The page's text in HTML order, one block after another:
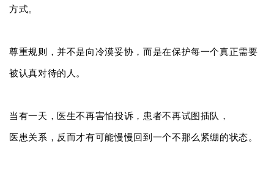
方式。
尊重规则，并不是向冷漠妥协，而是在保护每一个真正需要
被认真对待的人。
当有一天，医生不再害怕投诉，患者不再试图插队，
医患关系，反而才有可能慢慢回到一个不那么紧绷的状态。